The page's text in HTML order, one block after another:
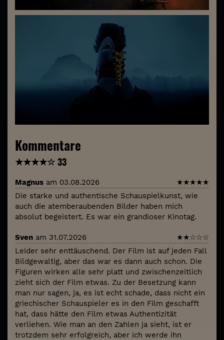
Kommentare
★★★★☆33
Magnus am 03.08.2026 ★★★★★
Die starke und authentische Schauspielkunst, wie
auch die atemberaubenden Bilder haben mich
absolut begeistert. Es war ein grandioser Kinotag.
Sven am 31.07.2026 ★★☆☆☆
Leider sehr enttäuschend. Der Film ist auf jeden Fall
Bildgewaltig, aber das war es dann auch schon. Die
Figuren wirken alle sehr platt und zwischenzeitlich
zieht sich der Film etwas. Zu der Besetzung kann
man nur sagen, ja, es ist echt schade, dass nicht ein
griechischer Schauspieler es in den Film geschafft
hat, dass hätte den Film etwas Authentizität
verliehen. Wie man an den Zahlen ja sieht, ist er
trotzdem sehr erfolgreich, aber ich werde ihn